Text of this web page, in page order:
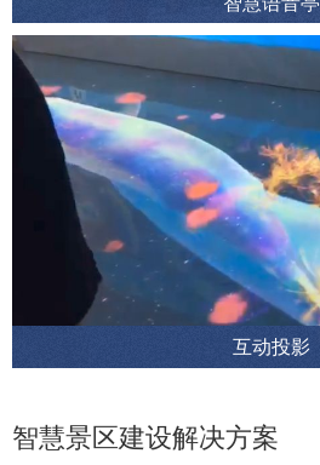
互动投影
智慧景区建设解决方案